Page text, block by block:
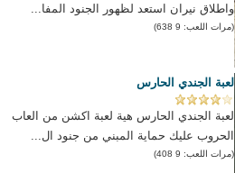
واطلاق نيران استعد لظهور الجنود المفا...
(مرات اللعب: 9 638)
لعبة الجندي الحارس
لعبة الجندي الحارس هية لعبة اكشن من العاب
الحروب عليك حماية المبني من جنود ال...
(مرات اللعب: 9 408)